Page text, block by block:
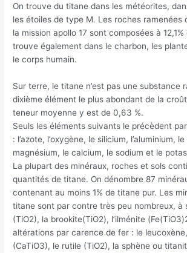
On trouve du titane dans les météorites,
les étoiles de type M. Les roches ramenées
la mission apollo 17 sont composées à 12,1%
trouve également dans le charbon, les
le corps humain.
Sur terre, le titane n’est pas une substance
dixième élément le plus abondant de la
teneur moyenne y est de 0,63 %.
Seuls les éléments suivants le précèdent
: l’azote, l’oxygène, le silicium, l’aluminium,
magnésium, le calcium, le sodium et le
La plupart des minéraux, roches et sols
quantités de titane. On dénombre 87
contenant au moins 1% de titane pur. Les
titane sont par contre très peu nombreux, à
(TiO2), la brookite(TiO2), l’ilménite
altérations par carence de fer : le
(CaTiO3), le rutile (TiO2), la sphène ou